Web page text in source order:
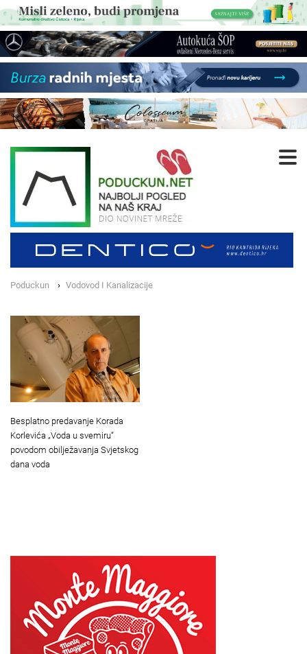
Poduckun Vodovod I Kanalizacije
Besplatno predavanje Korada
Korlevića „Voda u svemiru“
povodom obilježavanja Svjetskog
dana voda